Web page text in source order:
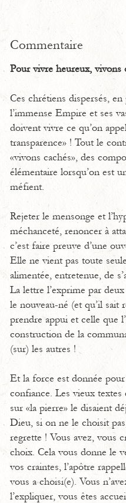
Commentaire
Pour vivre heureux, vivons
Ces chrétiens dispersés,
l’immense Empire et ses
doivent vivre ce qu’on
transparence» ! Tout le
«vivons cachés», des
élémentaire lorsqu’on est
méfient.
Rejeter le mensonge et
méchanceté, renoncer à
c’est faire preuve d’une
Elle ne vient pas toute
alimentée, entretenue, de
La lettre l’exprime par
le nouveau-né (et qu’il sait
prendre appui et celle que
construction de la
(sur) les autres !
Et la force est donnée pour
confiance. Les vieux textes
sur «la pierre» le disaient
Dieu, si on ne le choisit
regrette ! Vous avez, vous
choix. Cela vous donne le
vos craintes, l’apôtre
vous a choisi(e). Vous
l’expliquer, vous êtes